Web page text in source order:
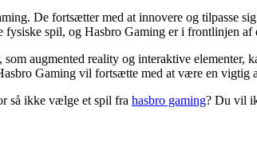
De fortsætter med at innovere og tilpasse
spil, og Hasbro Gaming er i frontlinjen af
augmented reality og interaktive
Gaming vil fortsætte med at være en
så ikke vælge et spil fra hasbro gaming? Du vil